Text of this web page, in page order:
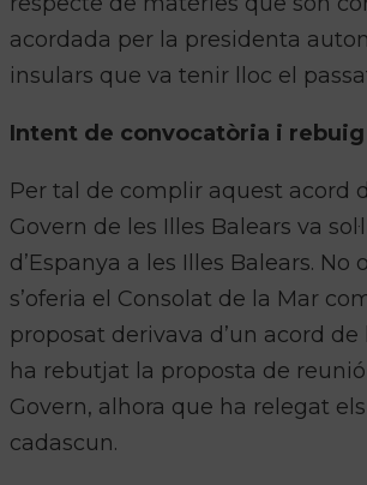
acordada per la presidenta
insulars que va tenir lloc el
Intent de convocatòria i
Per tal de complir aquest acord
Govern de les Illes Balears va
d’Espanya a les Illes Balears.
s’oferia el Consolat de la Mar
proposat derivava d’un acord
ha rebutjat la proposta de
Govern, alhora que ha relegat
cadascun.